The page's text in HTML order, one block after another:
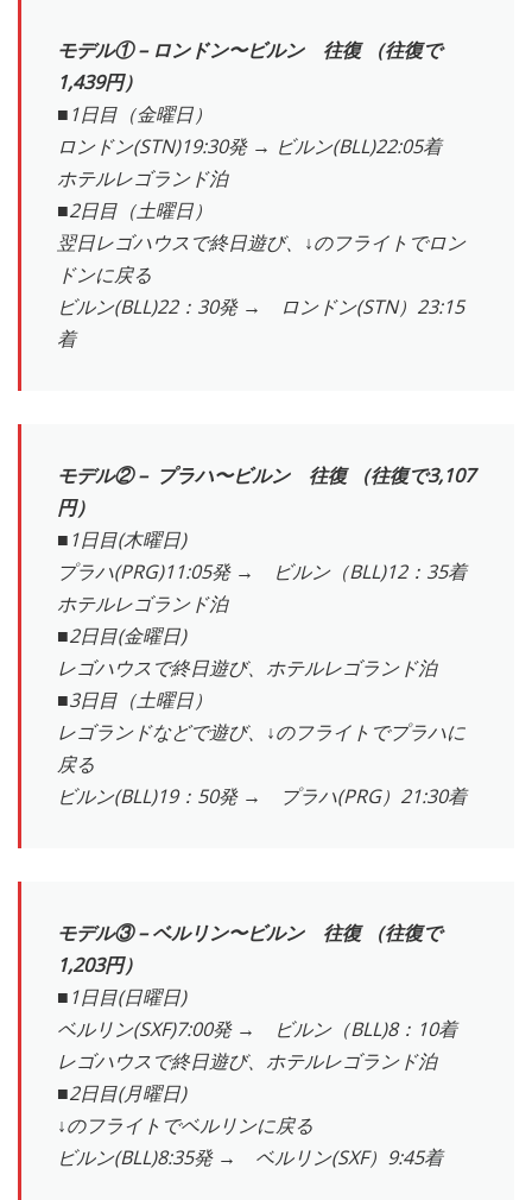
モデル① – ロンドン〜ビルン 往復 （往復で
1,439円）
■1日目（金曜日）
ロンドン(STN)19:30発 → ビルン(BLL)22:05着
ホテルレゴランド泊
■2日目（土曜日）
翌日レゴハウスで終日遊び、↓のフライトでロン
ドンに戻る
ビルン(BLL)22：30発 → ロンドン(STN）23:15
着
モデル② – プラハ〜ビルン 往復 （往復で3,107
円）
■1日目(木曜日)
プラハ(PRG)11:05発 → ビルン（BLL)12：35着
ホテルレゴランド泊
■2日目(金曜日)
レゴハウスで終日遊び、ホテルレゴランド泊
■3日目（土曜日）
レゴランドなどで遊び、↓のフライトでプラハに
戻る
ビルン(BLL)19：50発 → プラハ(PRG）21:30着
モデル③ – ベルリン〜ビルン 往復 （往復で
1,203円）
■1日目(日曜日)
ベルリン(SXF)7:00発 → ビルン（BLL)8：10着
レゴハウスで終日遊び、ホテルレゴランド泊
■2日目(月曜日)
↓のフライトでベルリンに戻る
ビルン(BLL)8:35発 → ベルリン(SXF）9:45着